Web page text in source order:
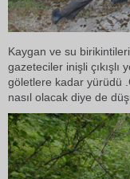
Kaygan ve su
gazeteciler inişli çıkışlı
göletlere kadar yürüdü
nasıl olacak diye de